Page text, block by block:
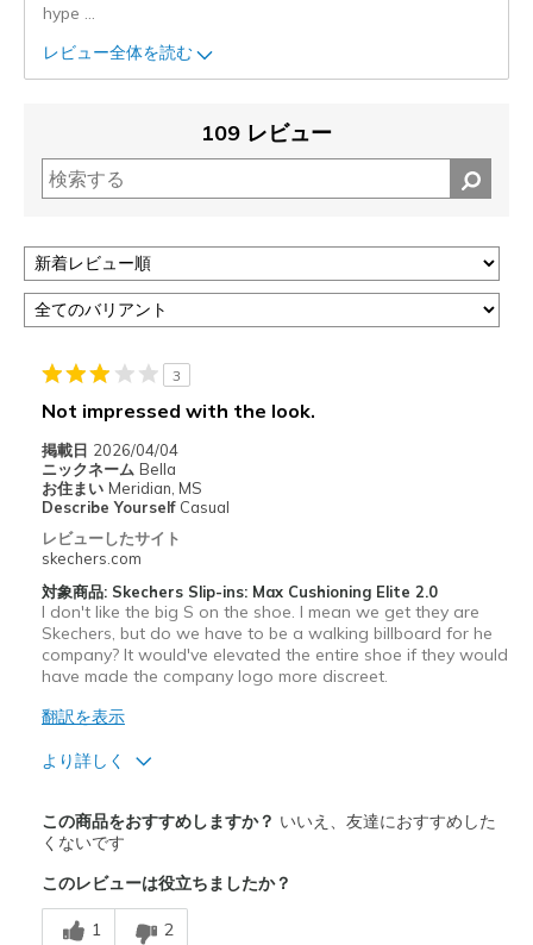
hype
レビュー全体を読む
109 レビュー
3
Not impressed with the look.
掲載日 2026/04/04
ニックネーム Bella
お住まい Meridian, MS
Describe Yourself Casual
レビューしたサイト
skechers.com
対象商品: Skechers Slip-ins: Max Cushioning Elite 2.0
I don't like the big S on the shoe. I mean we get they are
Skechers, but do we have to be a walking billboard for he
company? It would've elevated the entire shoe if they would
have made the company logo more discreet.
翻訳を表示
より詳しく
Breathe Well
Comfortable
Durable
この商品をおすすめしますか？ いいえ、友達におすすめした
くないです
このレビューは役立ちましたか？
1 2